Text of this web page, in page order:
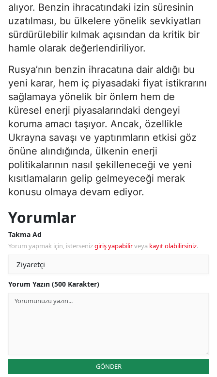
alıyor. Benzin ihracatındaki izin süresinin
uzatılması, bu ülkelere yönelik sevkiyatları
sürdürülebilir kılmak açısından da kritik bir
hamle olarak değerlendiriliyor.
Rusya’nın benzin ihracatına dair aldığı bu
yeni karar, hem iç piyasadaki fiyat istikrarını
sağlamaya yönelik bir önlem hem de
küresel enerji piyasalarındaki dengeyi
koruma amacı taşıyor. Ancak, özellikle
Ukrayna savaşı ve yaptırımların etkisi göz
önüne alındığında, ülkenin enerji
politikalarının nasıl şekilleneceği ve yeni
kısıtlamaların gelip gelmeyeceği merak
konusu olmaya devam ediyor.
Yorumlar
Takma Ad
Yorum yapmak için, istersenizgiriş yapabilirveya kayıt olabilirsiniz.
Yorum Yazın (500 Karakter)
GÖNDER